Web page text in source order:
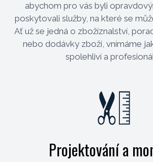
abychom pro vás byli
poskytovali služby, na které se
Ať už se jedná o zbožíznalství,
nebo dodávky zboží, vnímáme
spolehliví a
Projektování a